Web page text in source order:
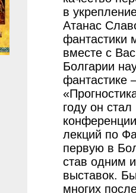
в
Атанас
фантастики
вместе с
Болгарии
фантастике
году он
лекций по
первую в
став одним
выставок.
многих